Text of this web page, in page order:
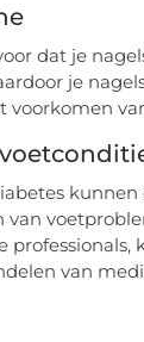
dat je
je
van